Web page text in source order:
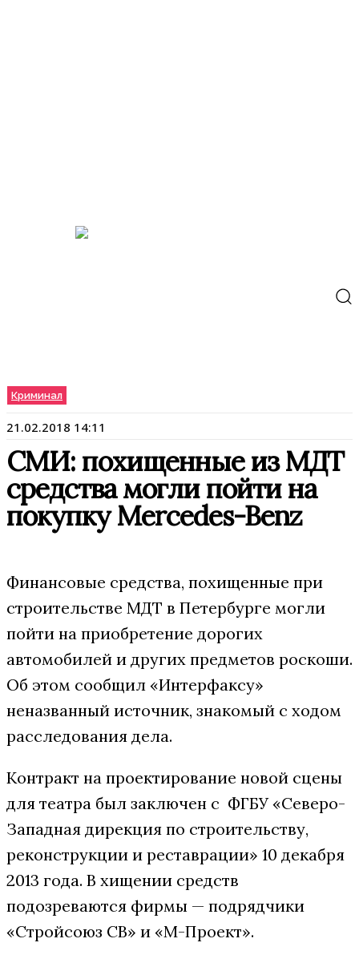
Криминал
21.02.2018 14:11
СМИ: похищенные из МДТ
средства могли пойти на
покупку Mercedes-Benz
Финансовые средства, похищенные при
строительстве МДТ в Петербурге могли
пойти на приобретение дорогих
автомобилей и других предметов роскоши.
Об этом сообщил «Интерфаксу»
неназванный источник, знакомый с ходом
расследования дела.
Контракт на проектирование новой сцены
для театра был заключен с ФГБУ «Северо-
Западная дирекция по строительству,
реконструкции и реставрации» 10 декабря
2013 года. В хищении средств
подозреваются фирмы — подрядчики
«Стройсоюз СВ» и «М-Проект».